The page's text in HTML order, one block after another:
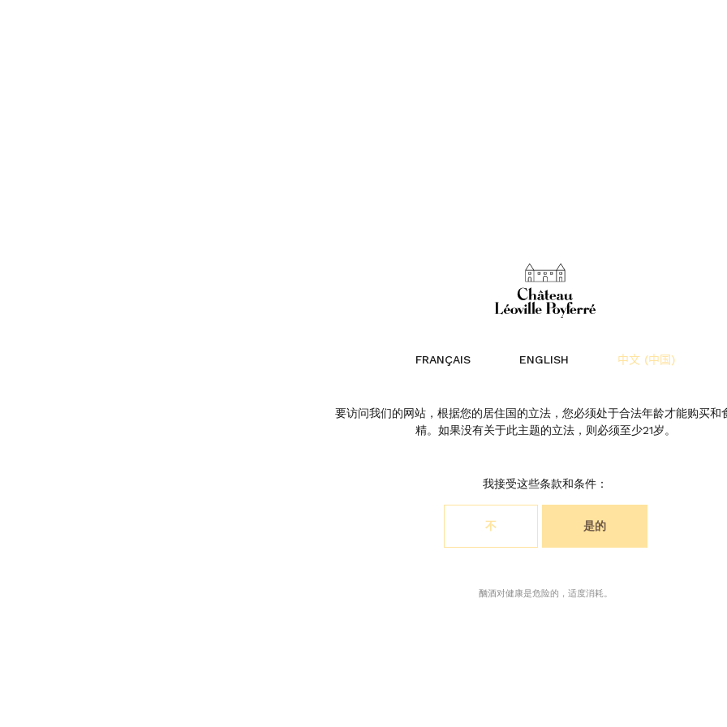
龙博菲酒庄
FRANÇAIS ENGLISH 中文 (中国)
要访问我们的网站，根据您的居住国的立法，您必须处于合法年龄才能购买和
精。如果没有关于此主题的立法，则必须至少21岁。
我接受这些条款和条件：
不 是的
酗酒对健康是危险的，适度消耗。